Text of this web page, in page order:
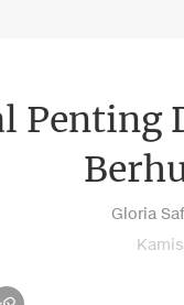
Penting
Gloria